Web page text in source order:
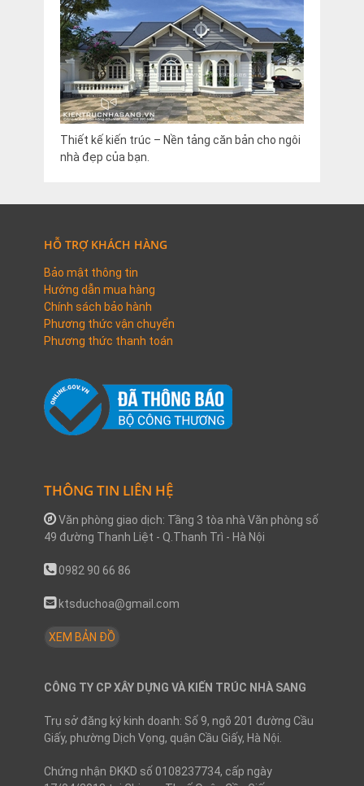
Thiết kế kiến trúc – Nền tảng căn bản cho ngôi
nhà đẹp của bạn.
HỖ TRỢ KHÁCH HÀNG
Bảo mật thông tin
Hướng dẫn mua hàng
Chính sách bảo hành
Phương thức vận chuyển
Phương thức thanh toán
THÔNG TIN LIÊN HỆ
Văn phòng giao dịch: Tầng 3 tòa nhà Văn phòng số
49 đường Thanh Liệt - Q.Thanh Trì - Hà Nội
0982 90 66 86
ktsduchoa@gmail.com
XEM BẢN ĐỒ
CÔNG TY CP XÂY DỰNG VÀ KIẾN TRÚC NHÀ SANG
Trụ sở đăng ký kinh doanh: Số 9, ngõ 201 đường Cầu
Giấy, phường Dịch Vọng, quận Cầu Giấy, Hà Nội.
Chứng nhận ĐKKD số 0108237734, cấp ngày